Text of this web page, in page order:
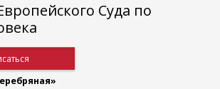
Суда по